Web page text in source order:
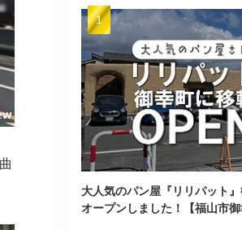
大人気のパン屋『リリパット
オープンしました！【福山市御